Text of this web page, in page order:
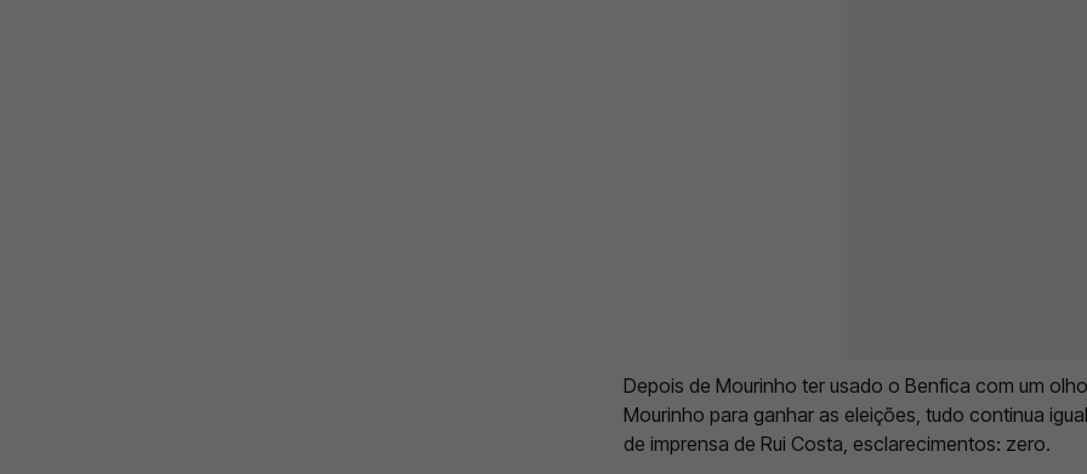
Depois de Mourinho ter usado o Benfica com um
Mourinho para ganhar as eleições, tudo continua
de imprensa de Rui Costa, esclarecimentos: zero.